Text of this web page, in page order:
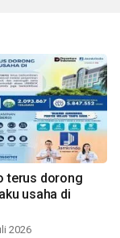
terus dorong
usaha di
2026